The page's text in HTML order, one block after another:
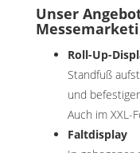
Unser
Roll-Up-
Standfuß
und
Auch im XXL-
Faltdisplay